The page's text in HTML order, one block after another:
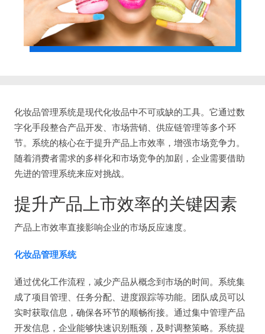
化妆品管理系统是现代化妆品中不可或缺的工具。它通过数
字化手段整合产品开发、市场营销、供应链管理等多个环
节。系统的核心在于提升产品上市效率，增强市场竞争力。
随着消费者需求的多样化和市场竞争的加剧，企业需要借助
先进的管理系统来应对挑战。
提升产品上市效率的关键因素
产品上市效率直接影响企业的市场反应速度。
化妆品管理系统
通过优化工作流程，减少产品从概念到市场的时间。系统集
成了项目管理、任务分配、进度跟踪等功能。团队成员可以
实时获取信息，确保各环节的顺畅衔接。通过集中管理产品
开发信息，企业能够快速识别瓶颈，及时调整策略。系统提